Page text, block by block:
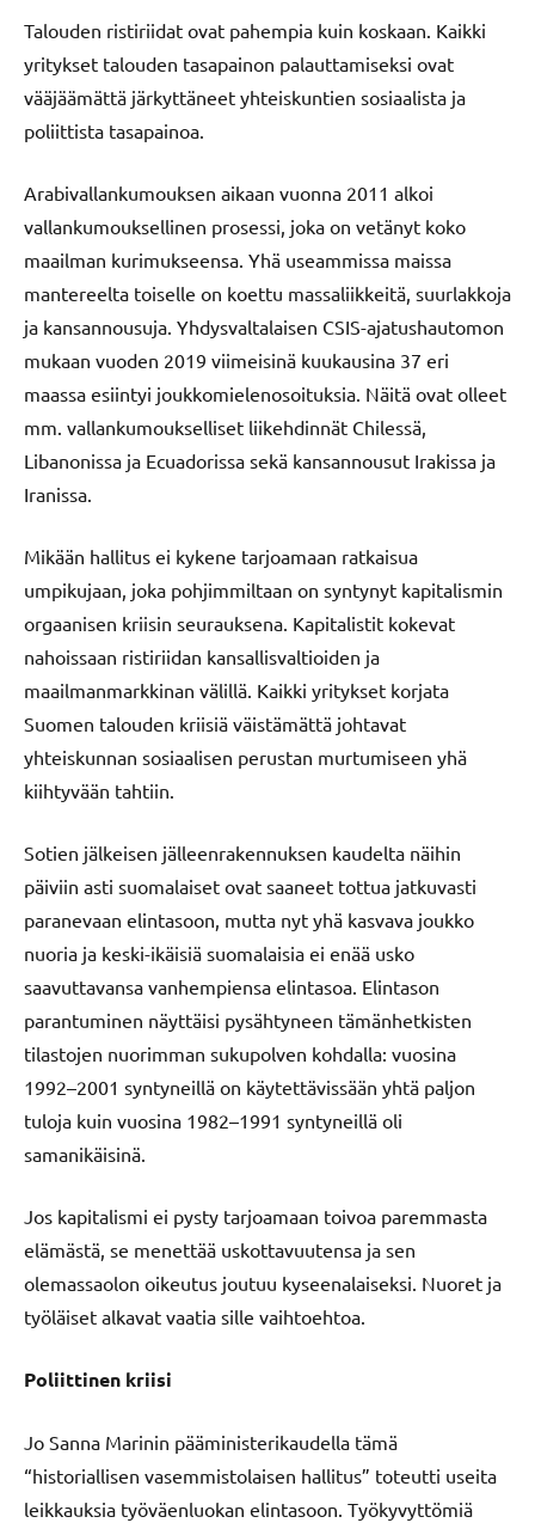
Talouden ristiriidat ovat pahempia kuin koskaan. Kaikki
yritykset talouden tasapainon palauttamiseksi ovat
vääjäämättä järkyttäneet yhteiskuntien sosiaalista ja
poliittista tasapainoa.
Arabivallankumouksen aikaan vuonna 2011 alkoi
vallankumouksellinen prosessi, joka on vetänyt koko
maailman kurimukseensa. Yhä useammissa maissa
mantereelta toiselle on koettu massaliikkeitä, suurlakkoja
ja kansannousuja. Yhdysvaltalaisen CSIS-ajatushautomon
mukaan vuoden 2019 viimeisinä kuukausina 37 eri
maassa esiintyi joukkomielenosoituksia. Näitä ovat olleet
mm. vallankumoukselliset liikehdinnät Chilessä,
Libanonissa ja Ecuadorissa sekä kansannousut Irakissa ja
Iranissa.
Mikään hallitus ei kykene tarjoamaan ratkaisua
umpikujaan, joka pohjimmiltaan on syntynyt kapitalismin
orgaanisen kriisin seurauksena. Kapitalistit kokevat
nahoissaan ristiriidan kansallisvaltioiden ja
maailmanmarkkinan välillä. Kaikki yritykset korjata
Suomen talouden kriisiä väistämättä johtavat
yhteiskunnan sosiaalisen perustan murtumiseen yhä
kiihtyvään tahtiin.
Sotien jälkeisen jälleenrakennuksen kaudelta näihin
päiviin asti suomalaiset ovat saaneet tottua jatkuvasti
paranevaan elintasoon, mutta nyt yhä kasvava joukko
nuoria ja keski-ikäisiä suomalaisia ei enää usko
saavuttavansa vanhempiensa elintasoa. Elintason
parantuminen näyttäisi pysähtyneen tämänhetkisten
tilastojen nuorimman sukupolven kohdalla: vuosina
1992–2001 syntyneillä on käytettävissään yhtä paljon
tuloja kuin vuosina 1982–1991 syntyneillä oli
samanikäisinä.
Jos kapitalismi ei pysty tarjoamaan toivoa paremmasta
elämästä, se menettää uskottavuutensa ja sen
olemassaolon oikeutus joutuu kyseenalaiseksi. Nuoret ja
työläiset alkavat vaatia sille vaihtoehtoa.
Poliittinen kriisi
Jo Sanna Marinin pääministerikaudella tämä
“historiallisen vasemmistolaisen hallitus” toteutti useita
leikkauksia työväenluokan elintasoon. Työkyvyttömiä